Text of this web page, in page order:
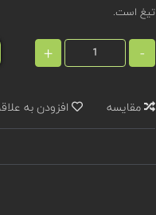
تیغ است.
-
+
مقایسه افزودن به